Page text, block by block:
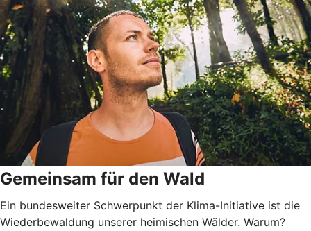
Gemeinsam für den Wald
Ein bundesweiter Schwerpunkt der Klima-Initiative ist die
Wiederbewaldung unserer heimischen Wälder. Warum?